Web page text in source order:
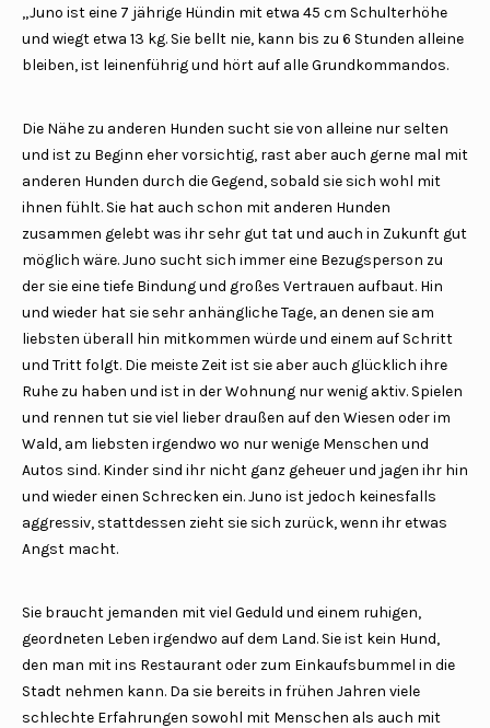
„Juno ist eine 7 jährige Hündin mit etwa 45 cm Schulterhöhe
und wiegt etwa 13 kg. Sie bellt nie, kann bis zu 6 Stunden alleine
bleiben, ist leinenführig und hört auf alle Grundkommandos.
Die Nähe zu anderen Hunden sucht sie von alleine nur selten
und ist zu Beginn eher vorsichtig, rast aber auch gerne mal mit
anderen Hunden durch die Gegend, sobald sie sich wohl mit
ihnen fühlt. Sie hat auch schon mit anderen Hunden
zusammen gelebt was ihr sehr gut tat und auch in Zukunft gut
möglich wäre. Juno sucht sich immer eine Bezugsperson zu
der sie eine tiefe Bindung und großes Vertrauen aufbaut. Hin
und wieder hat sie sehr anhängliche Tage, an denen sie am
liebsten überall hin mitkommen würde und einem auf Schritt
und Tritt folgt. Die meiste Zeit ist sie aber auch glücklich ihre
Ruhe zu haben und ist in der Wohnung nur wenig aktiv. Spielen
und rennen tut sie viel lieber draußen auf den Wiesen oder im
Wald, am liebsten irgendwo wo nur wenige Menschen und
Autos sind. Kinder sind ihr nicht ganz geheuer und jagen ihr hin
und wieder einen Schrecken ein. Juno ist jedoch keinesfalls
aggressiv, stattdessen zieht sie sich zurück, wenn ihr etwas
Angst macht.
Sie braucht jemanden mit viel Geduld und einem ruhigen,
geordneten Leben irgendwo auf dem Land. Sie ist kein Hund,
den man mit ins Restaurant oder zum Einkaufsbummel in die
Stadt nehmen kann. Da sie bereits in frühen Jahren viele
schlechte Erfahrungen sowohl mit Menschen als auch mit